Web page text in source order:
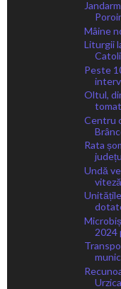
Mâine
Liturgii
Peste
Oltul,
Centru
Rata
Undă
2024